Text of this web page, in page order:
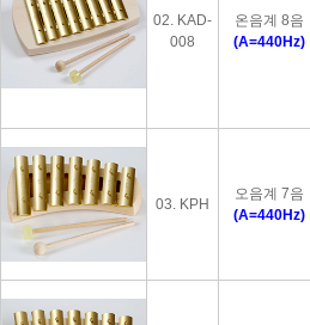
02. KAD-
008
온음계 8음
(A=440Hz)
03. KPH
오음계 7음
(A=440Hz)